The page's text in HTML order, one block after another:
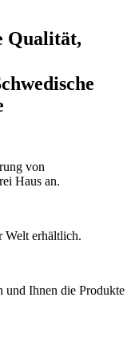
Qualität,
von
Haus an.
Welt erhältlich.
und Ihnen die Produkte